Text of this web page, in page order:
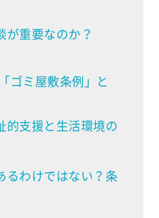
が重要なのか？
ゴミ屋敷条例」と
的支援と生活環境の
るわけではない？条